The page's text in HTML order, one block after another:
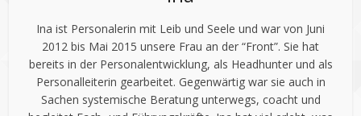
Ina ist Personalerin mit Leib und Seele und war von Juni
2012 bis Mai 2015 unsere Frau an der “Front”. Sie hat
bereits in der Personalentwicklung, als Headhunter und als
Personalleiterin gearbeitet. Gegenwärtig war sie auch in
Sachen systemische Beratung unterwegs, coacht und